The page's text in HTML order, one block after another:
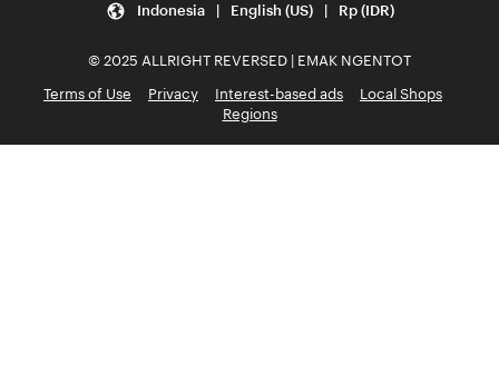
Indonesia | English (US) | Rp (IDR)
© 2025 ALLRIGHT REVERSED | EMAK NGENTOT
Terms of Use
Privacy Interest-based ads
Local Shops
Regions